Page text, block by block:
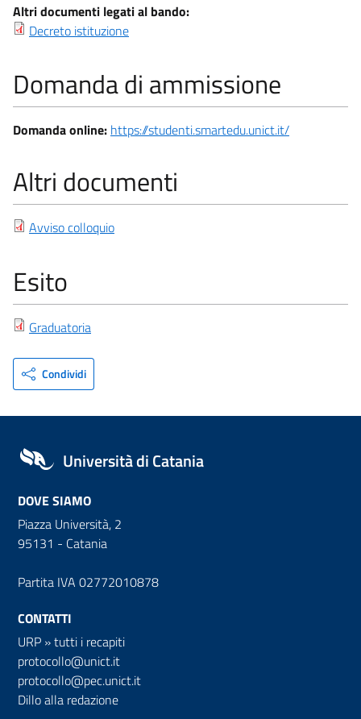
Altri documenti legati al bando:
Decreto istituzione
Domanda di ammissione
Domanda online: https://studenti.smartedu.unict.it/
Altri documenti
Avviso colloquio
Esito
Graduatoria
Condividi
Università di Catania
DOVE SIAMO
Piazza Università, 2
95131 - Catania
Partita IVA 02772010878
CONTATTI
URP »tutti i recapiti
protocollo@unict.it
protocollo@pec.unict.it
Dillo alla redazione